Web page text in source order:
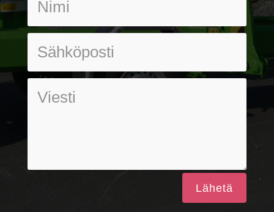
Lähetä